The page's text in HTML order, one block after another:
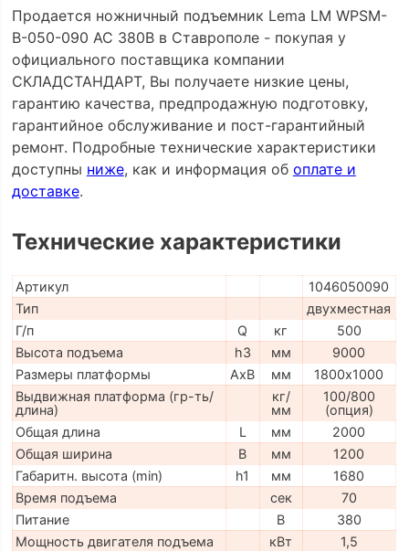
Продается ножничный подъемник Lema LM WPSM-
B-050-090 AC 380В в Ставрополе - покупая у
официального поставщика компании
СКЛАДСТАНДАРТ, Вы получаете низкие цены,
гарантию качества, предпродажную подготовку,
гарантийное обслуживание и пост-гарантийный
ремонт. Подробные технические характеристики
доступны ниже, как и информация об оплате и
доставке.
Технические характеристики
Артикул
1046050090
Тип
двухместная
Г/п
Q кг
500
Высота подъема
h3 мм
9000
Размеры платформы
AxB мм
1800х1000
Выдвижная платформа (гр-ть/
длина)
кг/
мм
100/800
(опция)
Общая длина
L мм
2000
Общая ширина
B мм
1200
Габаритн. высота (min)
h1 мм
1680
Время подъема
сек
70
Питание
В
380
Мощность двигателя подъема
кВт
1,5